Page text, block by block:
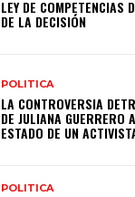
LEY DE COMPETENCIAS
DE LA DECISIÓN
POLITICA
LA CONTROVERSIA
DE JULIANA GUERRERO
ESTADO DE UN
POLITICA